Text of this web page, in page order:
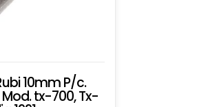
10mm P/c.
tx-700, Tx-